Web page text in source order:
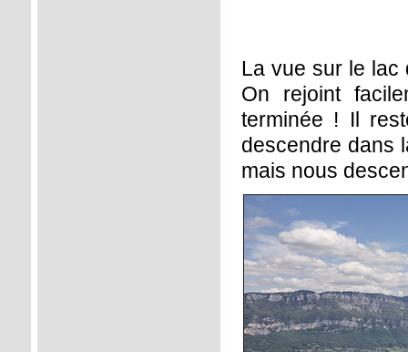
La vue sur le lac
On rejoint
terminée ! Il
descendre dans
mais nous